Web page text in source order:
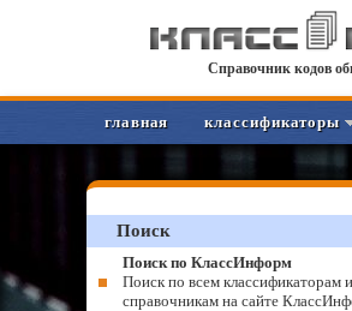
Справочник кодов
главная классификаторы
Поиск
Поиск по КлассИнформ
Поиск по всем классификаторам и
справочникам на сайте